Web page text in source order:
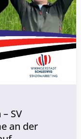
SV
an der